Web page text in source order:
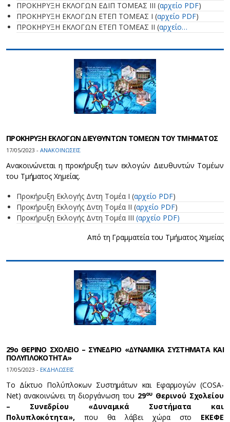
ΠΡΟΚΗΡΥΞΗ ΕΚΛΟΓΩΝ ΕΔΙΠ ΤΟΜΕΑΣ ΙII (αρχείο PDF)
ΠΡΟΚΗΡΥΞΗ ΕΚΛΟΓΩΝ ΕΤΕΠ ΤΟΜΕΑΣ Ι (αρχείο PDF)
ΠΡΟΚΗΡΥΞΗ ΕΚΛΟΓΩΝ ΕΤΕΠ ΤΟΜΕΑΣ ΙΙ (αρχείο…
ΠΡΟΚΗΡΥΞΗ ΕΚΛΟΓΩΝ ΔΙΕΥΘΥΝΤΩΝ ΤΟΜΕΩΝ ΤΟΥ ΤΜΗΜΑΤΟΣ
17/05/2023 - ΑΝΑΚΟΙΝΩΣΕΙΣ
Ανακοινώνεται η προκήρυξη των εκλογών Διευθυντών Τομέων
του Τμήματος Χημείας.
Προκήρυξη Εκλογής Δντη Τομέα Ι (αρχείο PDF)
Προκήρυξη Εκλογής Δντη Τομέα ΙI (αρχείο PDF)
Προκήρυξη Εκλογής Δντη Τομέα ΙII (αρχείο PDF)
Από τη Γραμματεία του Τμήματος Χημείας
29ο ΘΕΡΙΝΟ ΣΧΟΛΕΙΟ – ΣΥΝΕΔΡΙΟ «ΔΥΝΑΜΙΚΑ ΣΥΣΤΗΜΑΤΑ ΚΑΙ
ΠΟΛΥΠΛΟΚΟΤΗΤΑ»
17/05/2023 - ΕΚΔΗΛΩΣΕΙΣ
Το Δίκτυο Πολύπλοκων Συστημάτων και Εφαρμογών (COSA-
Net) ανακοινώνει τη διοργάνωση του 29ου Θερινού Σχολείου
– Συνεδρίου «Δυναμικά Συστήματα και
Πολυπλοκότητα», που θα λάβει χώρα στο ΕΚΕΦΕ